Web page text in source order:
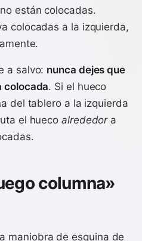
están colocadas.
colocadas a la izquierda,
a salvo: nunca dejes que
colocada. Si el hueco
del tablero a la izquierda
el huecoalrededora
columna»
maniobra de esquina de